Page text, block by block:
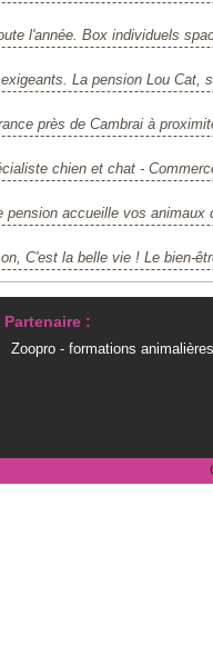
l'année. Box individuels
La pension Lou Cat,
près de Cambrai à
chien et chat -
pension accueille vos animaux
C'est la belle vie ! Le bien-
Partenaire :
Zoopro - formations animalières